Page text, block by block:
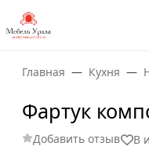
Главная Кухня
Фартук
Добавить отзыв В